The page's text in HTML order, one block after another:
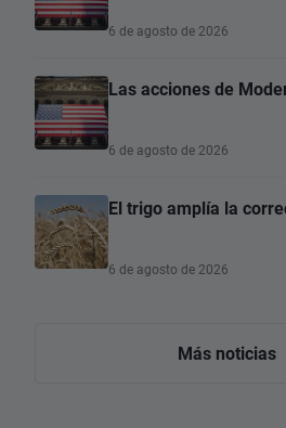
6 de agosto de 2026
Las acciones de
6 de agosto de 2026
El trigo amplía la
6 de agosto de 2026
Más noticias